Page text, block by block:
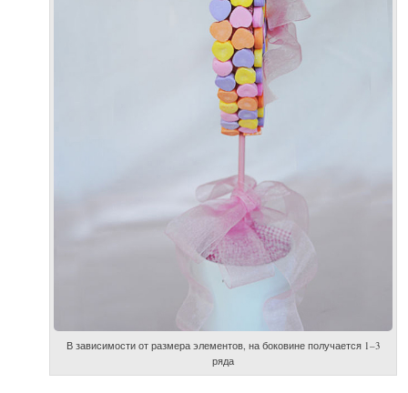
В зависимости от размера элементов, на боковине получается 1–3
ряда